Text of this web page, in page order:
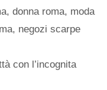
, donna roma, moda
, negozi scarpe
con l’incognita